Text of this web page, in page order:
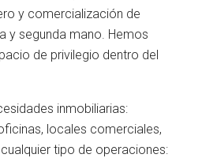
y comercialización de
y segunda mano. Hemos
de privilegio dentro del
inmobiliarias:
locales comerciales,
tipo de operaciones: